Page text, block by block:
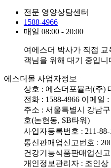
전문 영양상담센터
1588-4966
매일 08:00 - 20:00
여에스더 박사가 직접
객님을 위해 대기 중입니
에스더몰 사업자정보
상호 : 에스더포뮬러(주)
전화 : 1588-4966 이메일 :
주소 : 서울특별시 강남
호(논현동, SB타워)
사업자등록번호 : 211-88-
통신판매업신고번호 :
건강기능식품판매업신고
개인정보관리자 : 조인상